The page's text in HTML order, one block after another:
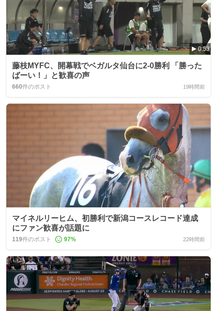
0:53
藤枝MYFC、開幕戦でベガルタ仙台に2-0勝利 「勝った
ばーい！」と歓喜の声
660件のポスト 19時間前
マイネルリーヒム、初勝利で新潟コースレコード達成
にファン歓喜が話題に
119件のポスト 97% 22時間前